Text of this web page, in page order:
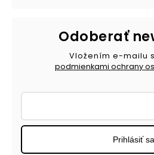
Odoberať
Vložením e-mailu
podmienkami ochrany
Prihlásiť sa